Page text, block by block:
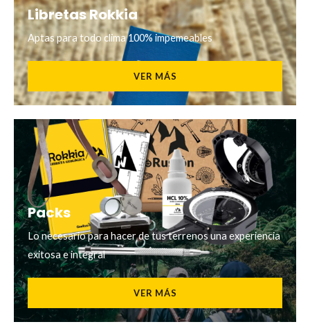
Libretas Rokkia
Aptas para todo clima 100% impemeables
VER MÁS
Packs
Lo necesario para hacer de tus terrenos una experiencia
exitosa e integral
VER MÁS